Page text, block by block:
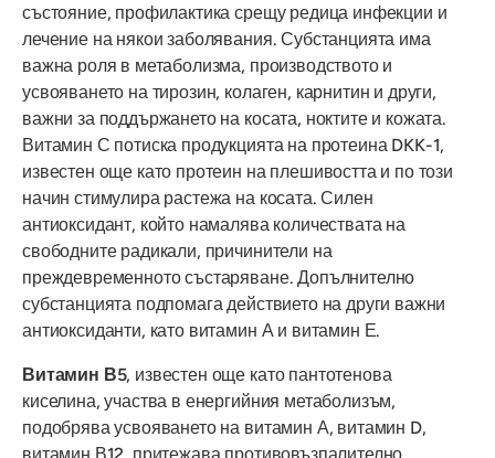
състояние, профилактика срещу редица инфекции и
лечение на някои заболявания. Субстанцията има
важна роля в метаболизма, производството и
усвояването на тирозин, колаген, карнитин и други,
важни за поддържането на косата, ноктите и кожата.
Витамин С потиска продукцията на протеина DKK-1,
известен още като протеин на плешивостта и по този
начин стимулира растежа на косата. Силен
антиоксидант, който намалява количествата на
свободните радикали, причинители на
преждевременното състаряване. Допълнително
субстанцията подпомага действието на други важни
антиоксиданти, като витамин А и витамин Е.
Витамин В5, известен още като пантотенова
киселина, участва в енергийния метаболизъм,
подобрява усвояването на витамин А, витамин D,